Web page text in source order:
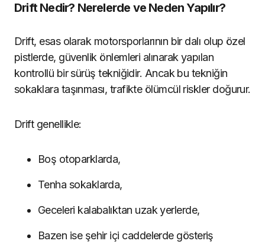
Drift Nedir? Nerelerde ve Neden Yapılır?
Drift, esas olarak motorsporlarının bir dalı olup özel
pistlerde, güvenlik önlemleri alınarak yapılan
kontrollü bir sürüş tekniğidir. Ancak bu tekniğin
sokaklara taşınması, trafikte ölümcül riskler doğurur.
Drift genellikle:
Boş otoparklarda,
Tenha sokaklarda,
Geceleri kalabalıktan uzak yerlerde,
Bazen ise şehir içi caddelerde gösteriş